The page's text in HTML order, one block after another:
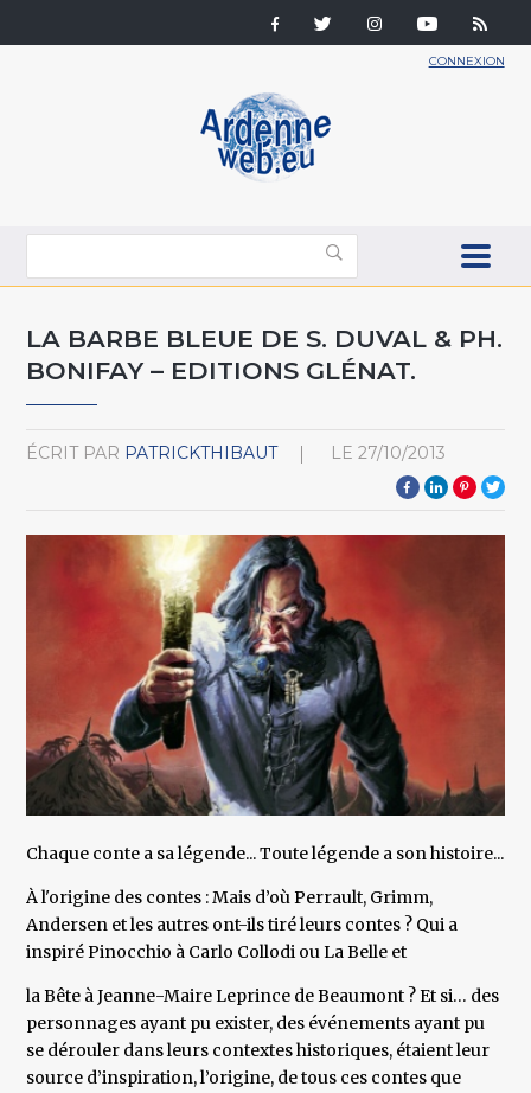
CONNEXION
LA BARBE BLEUE DE S. DUVAL & PH.
BONIFAY – EDITIONS GLÉNAT.
ÉCRIT PAR PATRICKTHIBAUT LE 27/10/2013
Chaque conte a sa légende... Toute légende a son histoire...
À l'origine des contes : Mais d’où Perrault, Grimm,
Andersen et les autres ont-ils tiré leurs contes ? Qui a
inspiré Pinocchio à Carlo Collodi ou La Belle et
la Bête à Jeanne-Maire Leprince de Beaumont ? Et si… des
personnages ayant pu exister, des événements ayant pu
se dérouler dans leurs contextes historiques, étaient leur
source d’inspiration, l’origine, de tous ces contes que